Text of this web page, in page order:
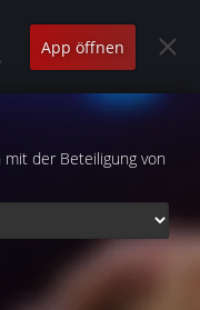
App öffnen
der Beteiligung von